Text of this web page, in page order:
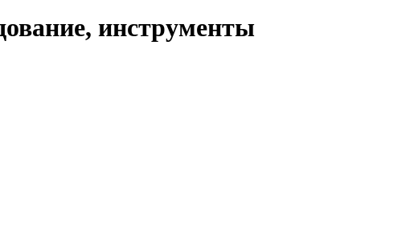
инструменты